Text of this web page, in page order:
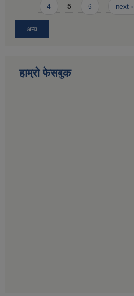
4 5 6 next ›
अन्य
हाम्राे फेसबुक